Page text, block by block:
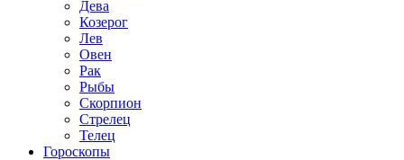
Дева
Козерог
Лев
Овен
Рак
Рыбы
Скорпион
Стрелец
Телец
Гороскопы